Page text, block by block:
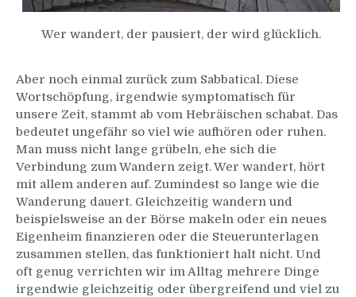
Wer wandert, der pausiert, der wird glücklich.
Aber noch einmal zurück zum Sabbatical. Diese
Wortschöpfung, irgendwie symptomatisch für
unsere Zeit, stammt ab vom Hebräischen schabat. Das
bedeutet ungefähr so viel wie aufhören oder ruhen.
Man muss nicht lange grübeln, ehe sich die
Verbindung zum Wandern zeigt. Wer wandert, hört
mit allem anderen auf. Zumindest so lange wie die
Wanderung dauert. Gleichzeitig wandern und
beispielsweise an der Börse makeln oder ein neues
Eigenheim finanzieren oder die Steuerunterlagen
zusammen stellen, das funktioniert halt nicht. Und
oft genug verrichten wir im Alltag mehrere Dinge
irgendwie gleichzeitig oder übergreifend und viel zu